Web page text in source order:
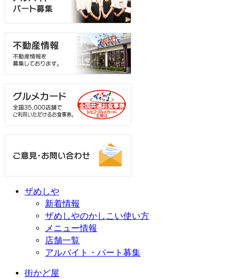
ザめしや
新着情報
ザめしやのかしこい使い方
メニュー情報
店舗一覧
アルバイト・パート募集
街かど屋